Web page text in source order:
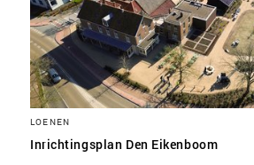
LOENEN
Inrichtingsplan Den Eikenboom